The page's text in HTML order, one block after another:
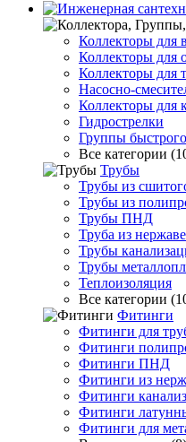
Коллекторы для
Коллекторы для
Коллекторы для
Насосно-
Коллекторы для
Гидрострелки
Группы
Все категории
Трубы
Трубы из
Трубы из
Трубы ПНД
Труба из
Трубы
Трубы
Теплоизоляция
Все категории
Фитинги
Фитинги для
Фитинги
Фитинги ПНД
Фитинги из
Фитинги
Фитинги
Фитинги для